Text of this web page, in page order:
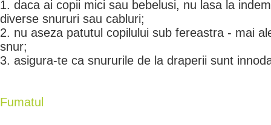
1. daca ai copii mici sau bebelusi, nu lasa la
diverse snururi sau cabluri;
2. nu aseza patutul copilului sub fereastra - mai
snur;
3. asigura-te ca snururile de la draperii sunt
Fumatul